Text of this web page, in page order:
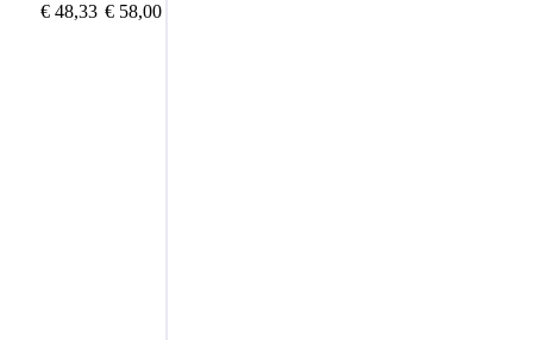
€ 48,33 € 58,00